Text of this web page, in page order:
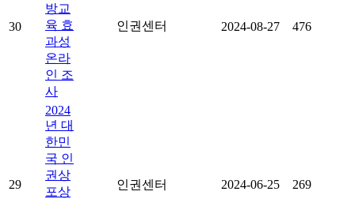
30
방교
육 효
과성
온라
인 조
사
인권센터 2024-08-27 476
29
2024
년 대
한민
국 인
권상
포상
인권센터 2024-06-25 269